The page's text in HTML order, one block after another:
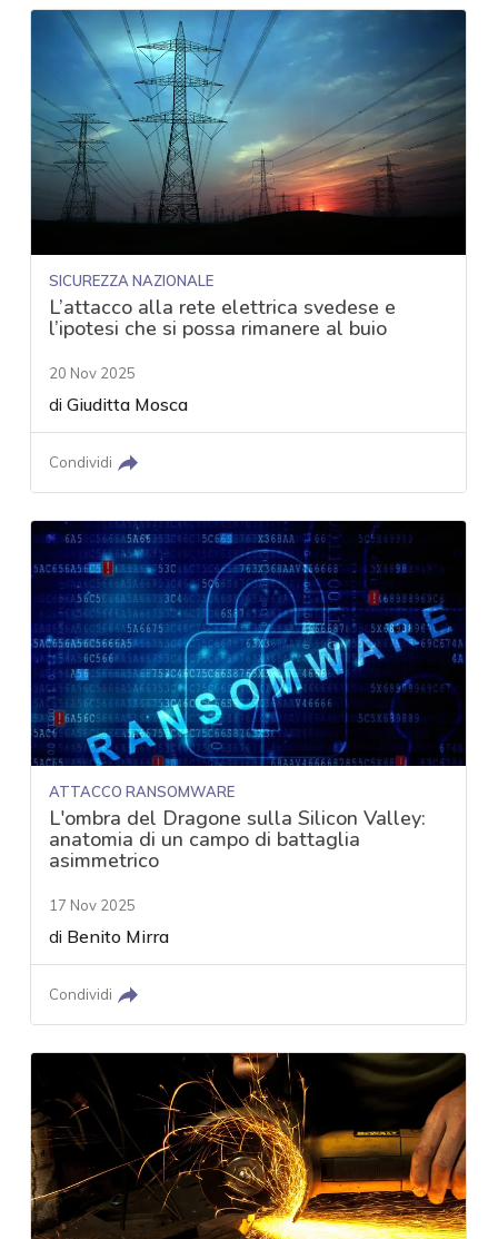
SICUREZZA NAZIONALE
L’attacco alla rete elettrica svedese e
l’ipotesi che si possa rimanere al buio
20 Nov 2025
diGiuditta Mosca
Condividi
ATTACCO RANSOMWARE
L'ombra del Dragone sulla Silicon Valley:
anatomia di un campo di battaglia
asimmetrico
17 Nov 2025
di Benito Mirra
Condividi